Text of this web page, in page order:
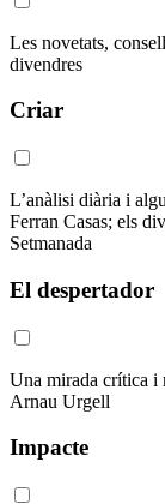
Les novetats,
divendres
Criar
L’anàlisi diària i
Ferran Casas; els
Setmanada
El despertador
Una mirada crítica i
Arnau Urgell
Impacte